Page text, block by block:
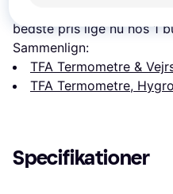
bedste pris lige nu hos 1
Sammenlign:
TFA Termometre &
TFA Termometre,
Specifikationer